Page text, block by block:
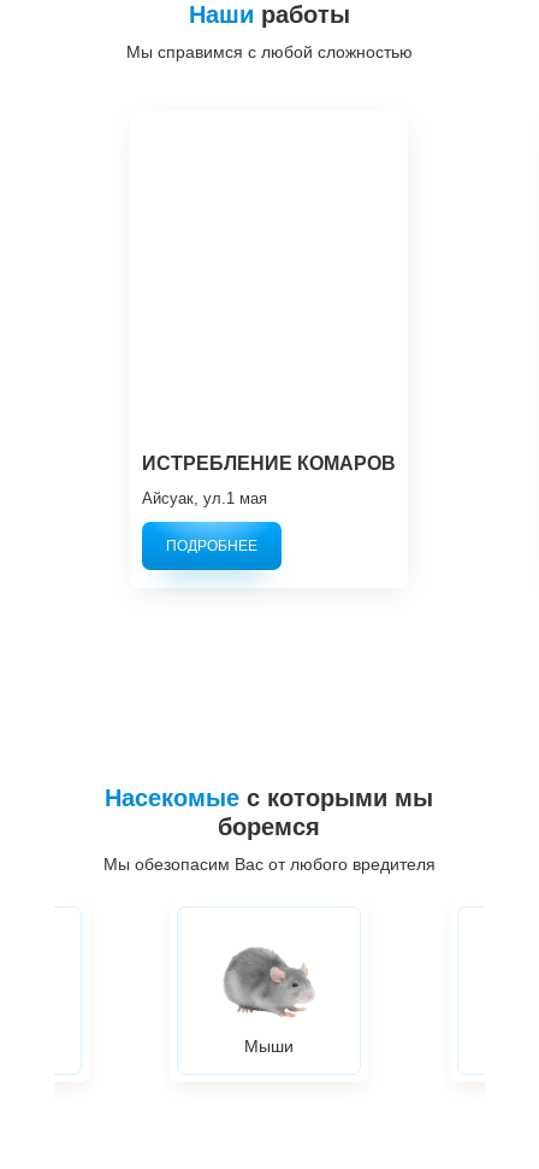
Наши работы
Мы справимся с любой сложностью
ИСТРЕБЛЕНИЕ КОМАРОВ
Айсуак, ул.1 мая
ПОДРОБНЕЕ
Насекомые с которыми мы
боремся
Мы обезопасим Вас от любого вредителя
Мыши